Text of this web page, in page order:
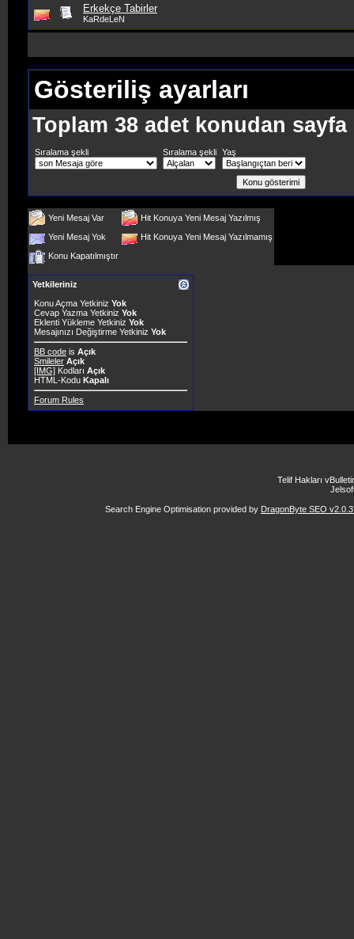
Erkekçe Tabirler
KaRdeLeN
Gösteriliş ayarları
Toplam 38 adet konudan
Sıralama şekli Sıralama şekli Yaş
Yeni Mesaj Var
Hit Konuya Yeni Mesaj Yazılmış
Yeni Mesaj Yok
Hit Konuya Yeni Mesaj Yazılmamış
Konu Kapatılmıştır
Yetkileriniz
Konu Açma Yetkiniz Yok
Cevap Yazma Yetkiniz Yok
Eklenti Yükleme Yetkiniz Yok
Mesajınızı Değiştirme Yetkiniz Yok
BB code is Açık
Smileler Açık
[IMG] Kodları Açık
HTML-Kodu Kapalı
Forum Rules
Telif Hakları
Search Engine Optimisation provided by DragonByte SEO